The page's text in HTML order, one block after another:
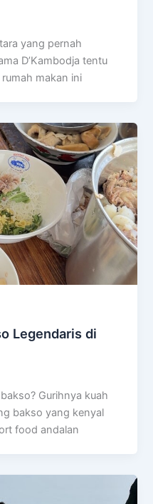
yang pernah
D’Kambodja tentu
makan ini
Legendaris di
Gurihnya kuah
bakso yang kenyal
food andalan